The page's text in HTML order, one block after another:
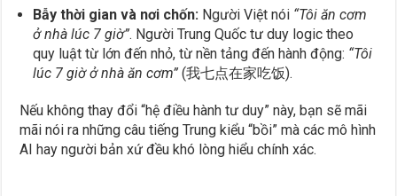
Bẫy thời gian và nơi chốn: Người Việt nói “Tôi ăn cơm
ở nhà lúc 7 giờ”. Người Trung Quốc tư duy logic theo
quy luật từ lớn đến nhỏ, từ nền tảng đến hành động: “Tôi
lúc 7 giờ ở nhà ăn cơm” (我七点在家吃饭).
Nếu không thay đổi “hệ điều hành tư duy” này, bạn sẽ mãi
mãi nói ra những câu tiếng Trung kiểu “bồi” mà các mô hình
AI hay người bản xứ đều khó lòng hiểu chính xác.